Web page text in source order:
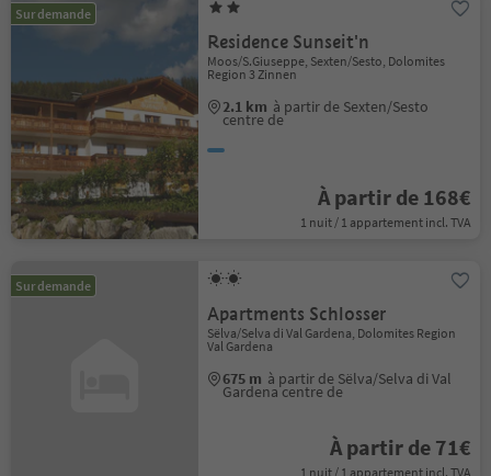
Sur demande
Residence Sunseit'n
Moos/S.Giuseppe, Sexten/Sesto, Dolomites
Region 3 Zinnen
2.1 km à partir de Sexten/Sesto
centre de
À partir de 168€
1 nuit / 1 appartement incl. TVA
Sur demande
Apartments Schlosser
Sëlva/Selva di Val Gardena, Dolomites Region
Val Gardena
675 m à partir de Sëlva/Selva di Val
Gardena centre de
À partir de 71€
1 nuit / 1 appartement incl. TVA